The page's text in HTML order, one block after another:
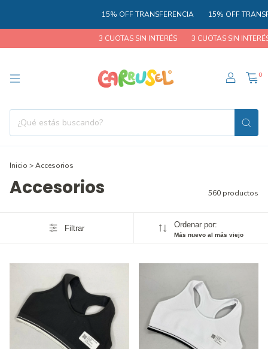
15% OFF TRANSFERENCIA 15% OFF
3 CUOTAS SIN INTERÉS 3 CUOTAS SIN INTERÉS 3
0
Inicio >Accesorios
Accesorios 560 productos
Filtrar Ordenar por:
Más nuevo al más viejo